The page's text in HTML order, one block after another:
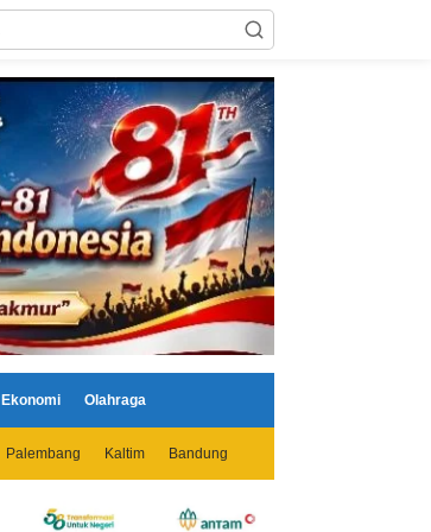
Ekonomi Olahraga
Palembang Kaltim Bandung